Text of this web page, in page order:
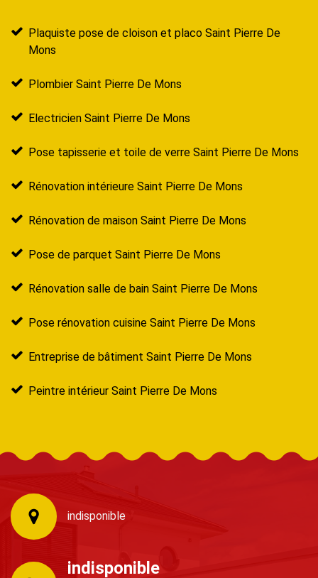
Plaquiste pose de cloison et placo Saint Pierre De
Mons
Plombier Saint Pierre De Mons
Electricien Saint Pierre De Mons
Pose tapisserie et toile de verre Saint Pierre De Mons
Rénovation intérieure Saint Pierre De Mons
Rénovation de maison Saint Pierre De Mons
Pose de parquet Saint Pierre De Mons
Rénovation salle de bain Saint Pierre De Mons
Pose rénovation cuisine Saint Pierre De Mons
Entreprise de bâtiment Saint Pierre De Mons
Peintre intérieur Saint Pierre De Mons
indisponible
indisponible